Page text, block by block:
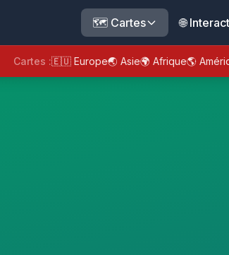
🗺️ Cartes 🌐
Cartes :🇪🇺 Europe🌏 Asie🌍 Afrique🌎